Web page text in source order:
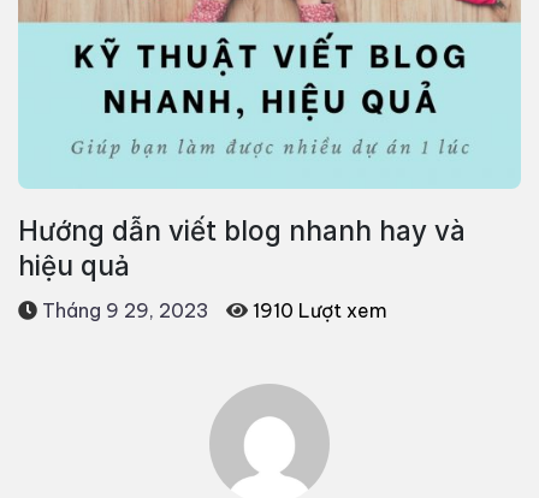
Hướng dẫn viết blog nhanh hay và
hiệu quả
Tháng 9 29, 2023 1910 Lượt xem